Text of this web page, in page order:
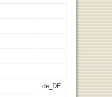
de_DE